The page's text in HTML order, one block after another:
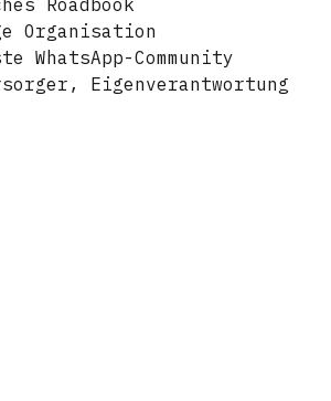
Roadbook
Organisation
WhatsApp-Community
Eigenverantwortung